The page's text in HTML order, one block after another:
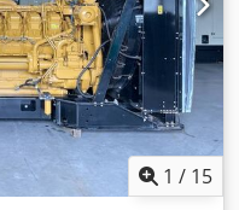
1 / 15